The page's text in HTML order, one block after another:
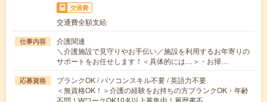
交通費
交通費全額支給
仕事内容
介護関連
＼介護施設で見守りやお手伝い／施設を利用するお年寄りの
サポートをお任せします！＜具体的には…＞・お掃…
応募資格
ブランクOK / パソコンスキル不要 / 英語力不要
＜無資格OK！＞介護の経験をお持ちの方ブランクOK・年齢